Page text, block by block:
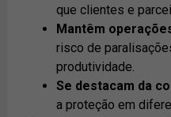
que clientes e
Mantêm
risco de
produtividade.
Se destacam da
a proteção em